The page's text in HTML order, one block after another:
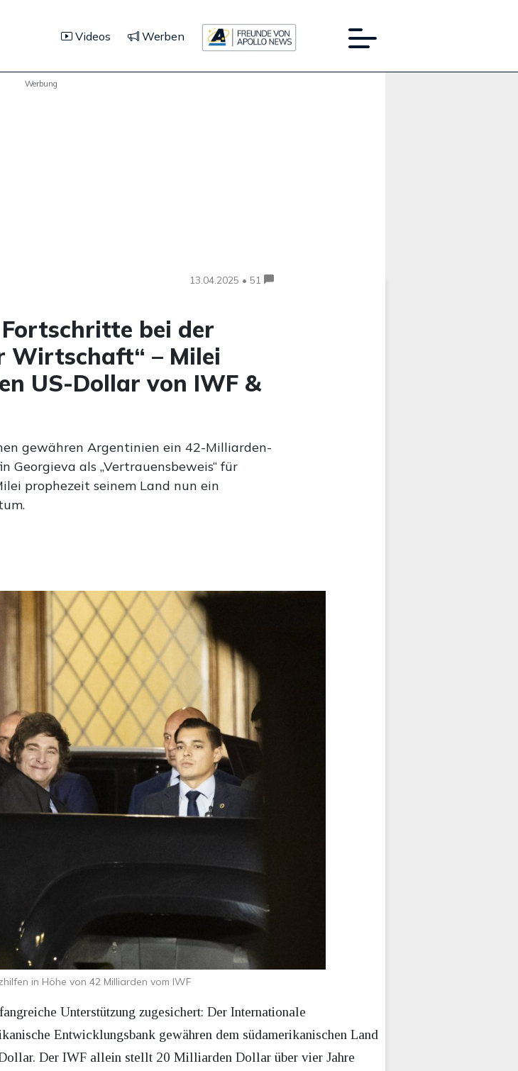
Videos Werben
Werbung
13.04.2025 • 51
bei der
Wirtschaft“ – Milei
US-Dollar von IWF &
gewähren Argentinien ein 42-Milliarden-
Georgieva als „Vertrauensbeweis“ für
prophezeit seinem Land nun ein
in Höhe von 42 Milliarden vom IWF
Unterstützung zugesichert: Der Internationale
Entwicklungsbank gewähren dem südamerikanischen Land
Der IWF allein stellt 20 Milliarden Dollar über vier Jahre